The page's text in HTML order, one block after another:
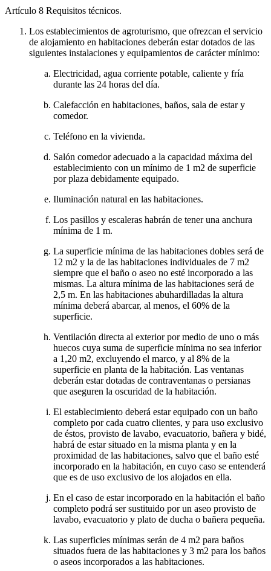
Artículo 8 Requisitos técnicos.
Los establecimientos de agroturismo, que ofrezcan el servicio
de alojamiento en habitaciones deberán estar dotados de las
siguientes instalaciones y equipamientos de carácter mínimo:
Electricidad, agua corriente potable, caliente y fría
durante las 24 horas del día.
Calefacción en habitaciones, baños, sala de estar y
comedor.
Teléfono en la vivienda.
Salón comedor adecuado a la capacidad máxima del
establecimiento con un mínimo de 1 m2 de superficie
por plaza debidamente equipado.
Iluminación natural en las habitaciones.
Los pasillos y escaleras habrán de tener una anchura
mínima de 1 m.
La superficie mínima de las habitaciones dobles será de
12 m2 y la de las habitaciones individuales de 7 m2
siempre que el baño o aseo no esté incorporado a las
mismas. La altura mínima de las habitaciones será de
2,5 m. En las habitaciones abuhardilladas la altura
mínima deberá abarcar, al menos, el 60% de la
superficie.
Ventilación directa al exterior por medio de uno o más
huecos cuya suma de superficie mínima no sea inferior
a 1,20 m2, excluyendo el marco, y al 8% de la
superficie en planta de la habitación. Las ventanas
deberán estar dotadas de contraventanas o persianas
que aseguren la oscuridad de la habitación.
El establecimiento deberá estar equipado con un baño
completo por cada cuatro clientes, y para uso exclusivo
de éstos, provisto de lavabo, evacuatorio, bañera y bidé,
habrá de estar situado en la misma planta y en la
proximidad de las habitaciones, salvo que el baño esté
incorporado en la habitación, en cuyo caso se entenderá
que es de uso exclusivo de los alojados en ella.
En el caso de estar incorporado en la habitación el baño
completo podrá ser sustituido por un aseo provisto de
lavabo, evacuatorio y plato de ducha o bañera pequeña.
Las superficies mínimas serán de 4 m2 para baños
situados fuera de las habitaciones y 3 m2 para los baños
o aseos incorporados a las habitaciones.